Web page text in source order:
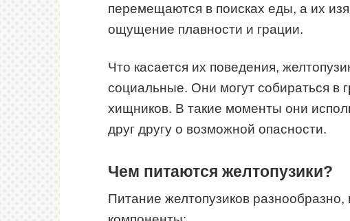
перемещаются в поисках еды, а их
ощущение плавности и грации.
Что касается их поведения,
социальные. Они могут собираться в
хищников. В такие моменты они
друг другу о возможной опасности.
Чем питаются желтопузики?
Питание желтопузиков